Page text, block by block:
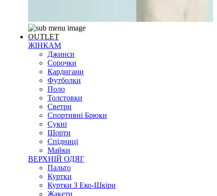
OUTLET
ЖІНКАМ
Джинси
Сорочки
Кардигани
Футболки
Поло
Толстовки
Светри
Спортивні Брюки
Сукні
Шорти
Спідниці
Майки
ВЕРХНІЙ ОДЯГ
Пальто
Куртки
Куртки З Еко-Шкіри
Жакети